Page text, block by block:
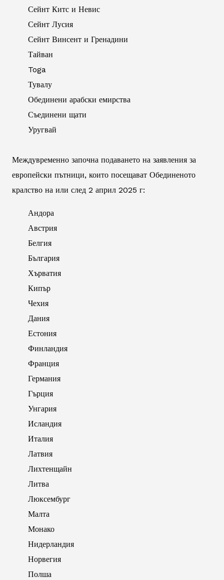
Сейнт Китс и Невис
Сейнт Лусия
Сейнт Винсент и Гренадини
Тайван
Toga
Тувалу
Обединени арабски емирства
Съединени щати
Уругвай
Междувременно започна подаването на заявления за
европейски пътници, които посещават Обединеното
кралство на или след 2 април 2025 г:
Андора
Австрия
Белгия
България
Хърватия
Кипър
Чехия
Дания
Естония
Финландия
Франция
Германия
Гърция
Унгария
Исландия
Италия
Латвия
Лихтенщайн
Литва
Люксембург
Малта
Монако
Нидерландия
Норвегия
Полша